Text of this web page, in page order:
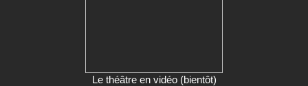
Le théâtre en vidéo (bientôt)